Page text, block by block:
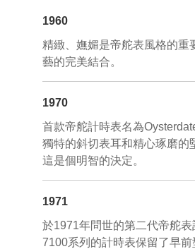
1960
精緻、嫵媚是帝舵表風格的重
藝的完美結合。
1970
首款帝舵計時表名為
獨特的斜切表耳和精心琢磨的
這是個明智的決定。
1971
於1971年問世的第二代帝舵
7100系列的計時表保留了早